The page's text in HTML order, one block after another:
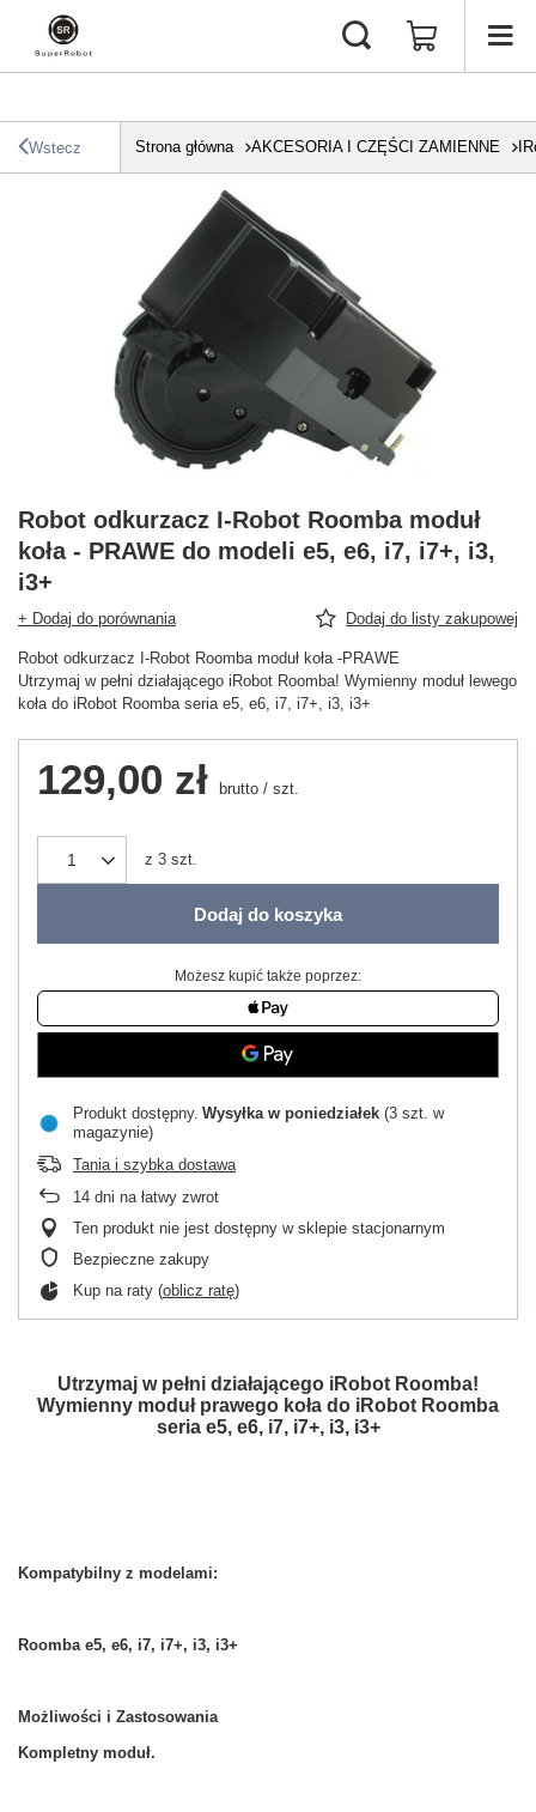
Wstecz Strona główna AKCESORIA I CZĘŚCI ZAMIENNE
Robot odkurzacz I-Robot Roomba moduł
koła - PRAWE do modeli e5, e6, i7, i7+, i3,
i3+
+ Dodaj do porównania Dodaj do listy zakupowej
Robot odkurzacz I-Robot Roomba moduł koła -PRAWE
Utrzymaj w pełni działającego iRobot Roomba! Wymienny moduł lewego
koła do iRobot Roomba seria e5, e6, i7, i7+, i3, i3+
129,00 zł brutto / szt.
z 3 szt.
Dodaj do koszyka
Możesz kupić także poprzez:
Produkt dostępny Wysyłka w poniedziałek (3 szt. w
magazynie)
Tania i szybka dostawa
14 dni na łatwy zwrot
Ten produkt nie jest dostępny w sklepie stacjonarnym
Bezpieczne zakupy
Kup na raty (oblicz ratę)
Utrzymaj w pełni działającego iRobot Roomba!
Wymienny moduł prawego koła do iRobot Roomba
seria e5, e6, i7, i7+, i3, i3+
Kompatybilny z modelami:
Roomba e5, e6, i7, i7+, i3, i3+
Możliwości i Zastosowania
Kompletny moduł.